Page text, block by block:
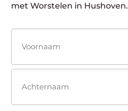
met Worstelen in Hushoven.
(Vereist)
Voornaam